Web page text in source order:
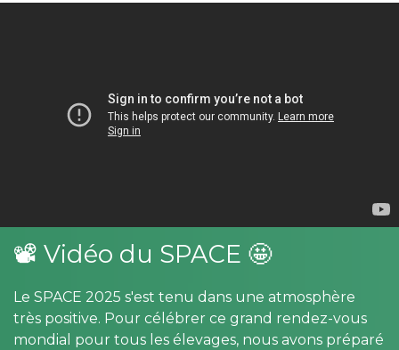
📽 Vidéo du SPACE 🤩
Le SPACE 2025 s'est tenu dans une atmosphère
très positive. Pour célébrer ce grand rendez-vous
mondial pour tous les élevages, nous avons préparé